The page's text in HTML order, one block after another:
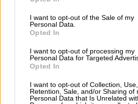
use your data for below specified
consent section.
I want to opt-out of the Sale of my
Personal Data.
Opted In
I want to opt-out of processing my
Personal Data for Targeted
Opted In
I want to opt-out of Collection, Use,
Retention, Sale, and/or Sharing of
Personal Data that Is Unrelated
γυάλινη πόρτα γιατί η
μόνο στους εθισμένους.
σαρκαστική για τον εθισμό
νιώθω βαθιά ευγνωμοσύνη
ότι παρέμεινα ζωντανή και
παλεύεις σε νιώθω πολύ»
Καρβέλα.